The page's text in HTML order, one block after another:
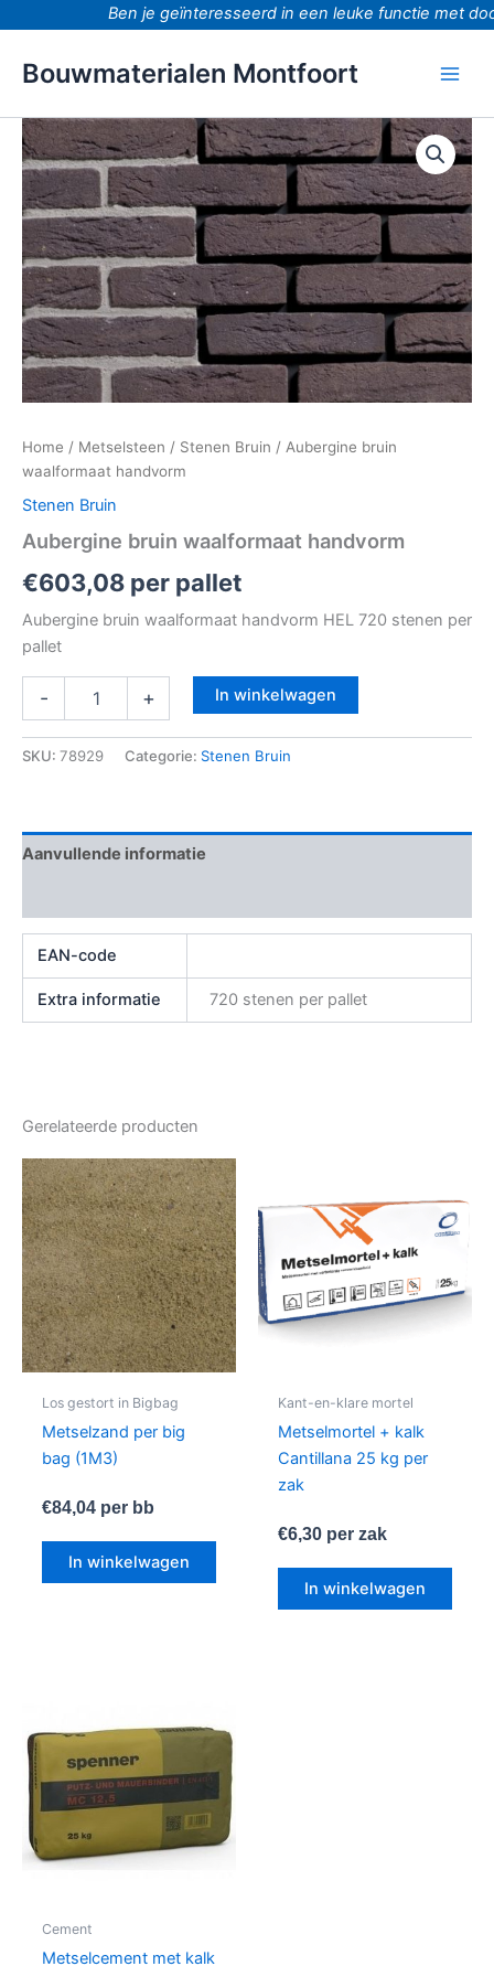
Ben je geïnteresseerd in een leuke functie met
Bouwmaterialen Montfoort
Home / Metselsteen / Stenen Bruin / Aubergine bruin
waalformaat handvorm
Stenen Bruin
Aubergine bruin waalformaat handvorm
€603,08 per pallet
Aubergine bruin waalformaat handvorm HEL 720 stenen per
pallet
-
Aubergine
bruin
waalformaat
handvorm
aantal
+ In winkelwagen
SKU: 78929 Categorie: Stenen Bruin
Aanvullende informatie
EAN-code
Extra informatie 720 stenen per pallet
Gerelateerde producten
Los gestort in Bigbag
Metselzand per big
bag (1M3)
€84,04per bb
In winkelwagen
Kant-en-klare mortel
Metselmortel + kalk
Cantillana 25 kg per
zak
€6,30per zak
In winkelwagen
Cement
Metselcement met kalk